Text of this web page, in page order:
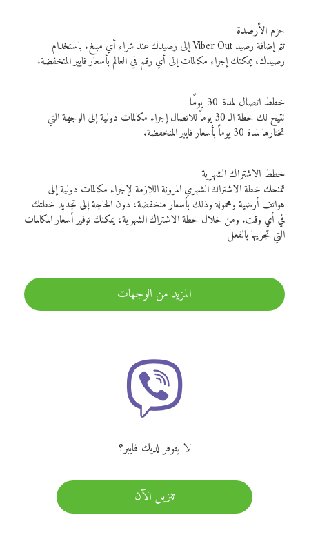
حزم الأرصدة
تتم إضافة رصيد Viber Out إلى رصيدك عند شراء أي مبلغ. باستخدام
رصيدك، يمكنك إجراء مكالمات إلى أي رقم في العالم بأسعار فايبر المنخفضة.
خطط اتصال لمدة 30 يومًا
تتيح لك خطة الـ 30 يوماً للاتصال إجراء مكالمات دولية إلى الوجهة التي
تختارها لمدة 30 يوماً بأسعار فايبر المنخفضة.
خطط الاشتراك الشهرية
تمنحك خطة الاشتراك الشهري المرونة اللازمة لإجراء مكالمات دولية إلى
هواتف أرضية ومحمولة وذلك بأسعار منخفضة، دون الحاجة إلى تجديد خطتك
في أي وقت. ومن خلال خطة الاشتراك الشهرية، يمكنك توفير أسعار المكالمات
التي تجريها بالفعل
المزيد من الوجهات
لا يتوفر لديك فايبر؟
تنزيل الآن